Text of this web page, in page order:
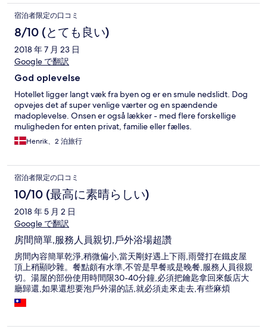
宿泊者限定の口コミ
8/10 (とても良い)
2018 年 7 月 23 日
Google で翻訳
God oplevelse
Hotellet ligger langt væk fra byen og er en smule nedslidt. Dog
opvejes det af super venlige værter og en spændende
madoplevelse. Onsen er også lækker - med flere forskellige
muligheden for enten privat, familie eller fælles.
Henrik、2 泊旅行
宿泊者限定の口コミ
10/10 (最高に素晴らしい)
2018 年 5 月 2 日
Google で翻訳
房間簡單,服務人員親切,戶外浴場超讚
房間內容簡單乾淨,稍微偏小,當天剛好遇上下雨,雨聲打在鐵皮屋
頂上稍顯吵雜。餐點頗有水準,不管是早餐或是晚餐,服務人員很親
切。湯屋的部份使用時間限30-40分鐘,必須把鑰匙拿回來飯店大
廳歸還,如果還想要泡戶外湯的話,就必須走來走去,有些麻煩